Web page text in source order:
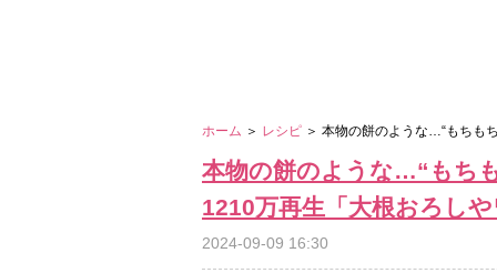
ホーム ＞ レシピ ＞ 本物の餅のような…“もちも
本物の餅のような…“もち
1210万再生「大根おろし
2024-09-09 16:30